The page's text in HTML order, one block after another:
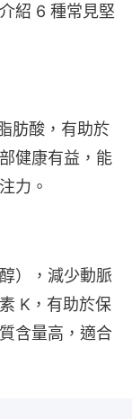
紹 6 種常見堅
肪酸，有助於
健康有益，能
力。
），減少動脈
K，有助於保
含量高，適合